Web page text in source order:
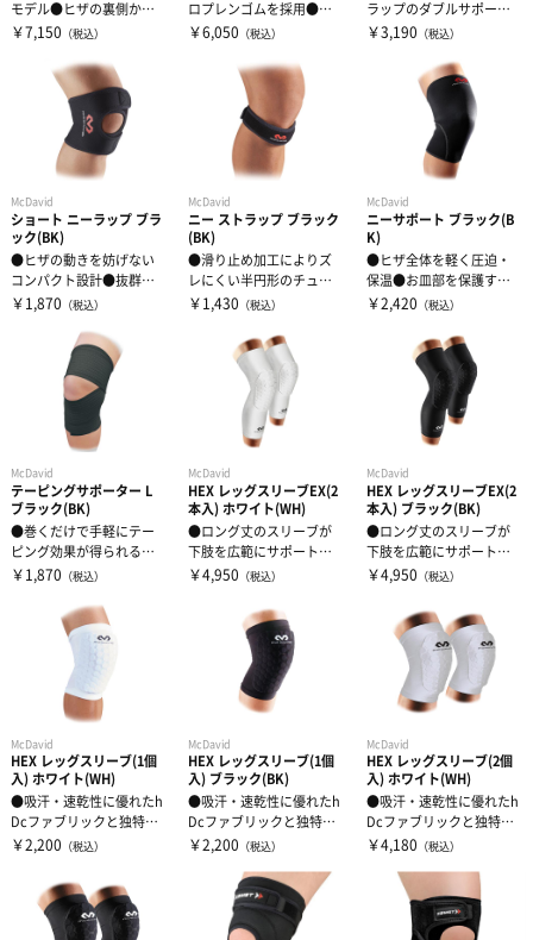
モデル●ヒザの裏側から
前面部までカバーする4本
￥7,150 （税込）
ロプレンゴムを採用●ヒ
ザの裏側から前面部まで
￥6,050 （税込）
ラップのダブルサポート
構造が、ヒザまわりを包
￥3,190 （税込）
McDavid
ショート ニーラップ ブラ
ック(BK)
●ヒザの動きを妨げない
コンパクト設計●抜群の
薄さの1.5mm厚 薄型通気
￥1,870 （税込）
McDavid
ニー ストラップ ブラック
(BK)
●滑り止め加工によりズ
レにくい半円形のチュー
ブ状のリブがお皿の下を
￥1,430 （税込）
McDavid
ニーサポート ブラック(B
K)
●ヒザ全体を軽く圧迫・
保温●お皿部を保護する
ヒザ窓クローズドタイプ
￥2,420 （税込）
McDavid
テーピングサポーター L
ブラック(BK)
●巻くだけで手軽にテー
ピング効果が得られるサ
ポーター●従来品より生
￥1,870 （税込）
McDavid
HEX レッグスリーブEX(2
本入) ホワイト(WH)
●ロング丈のスリーブが
下肢を広範にサポート●
従来のHEXレッグスリーブ
￥4,950 （税込）
McDavid
HEX レッグスリーブEX(2
本入) ブラック(BK)
●ロング丈のスリーブが
下肢を広範にサポート●
従来のHEXレッグスリーブ
￥4,950 （税込）
McDavid
HEX レッグスリーブ(1個
入) ホワイト(WH)
●吸汗・速乾性に優れたh
Dcファブリックと独特な
形状の保護用パッド ●ヒ
￥2,200 （税込）
McDavid
HEX レッグスリーブ(1個
入) ブラック(BK)
●吸汗・速乾性に優れたh
Dcファブリックと独特な
形状の保護用パッド ●ヒ
￥2,200 （税込）
McDavid
HEX レッグスリーブ(2個
入) ホワイト(WH)
●吸汗・速乾性に優れたh
Dcファブリックと独特な
形状の保護用パッド ●ヒ
￥4,180 （税込）